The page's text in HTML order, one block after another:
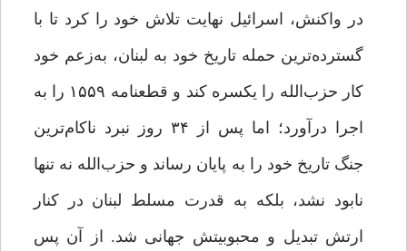
در واکنش، اسرائیل نهایت تلاش خود را کرد تا با
گسترده‌ترین حمله تاریخ خود به لبنان، به‌زعم خود
کار حزب‌الله را یکسره کند و قطعنامه ۱۵۵۹ را به
اجرا درآورد؛ اما پس از ۳۴ روز نبرد ناکام‌ترین
جنگ تاریخ خود را به پایان رساند و حزب‌الله نه تنها
نابود نشد، بلکه به قدرت مسلط لبنان در کنار
ارتش تبدیل و محبوبیتش جهانی شد. از آن پس